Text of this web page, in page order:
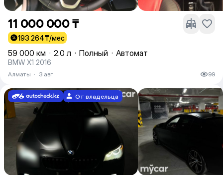
11 000 000 ₸
193 264₸/мес
59 000 км · 2.0 л · Полный · Автомат
BMW X1 2016
Алматы · 3 авг 99
От владельца